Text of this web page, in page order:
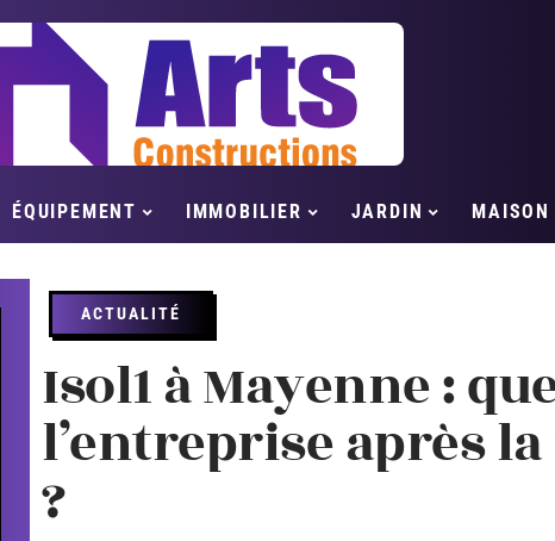
ÉQUIPEMENT IMMOBILIER JARDIN MAISON
ACTUALITÉ
Isol1 à Mayenne :
l’entreprise après
?